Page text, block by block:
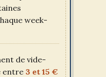
week-
de vide-
entre 3 et 15 €